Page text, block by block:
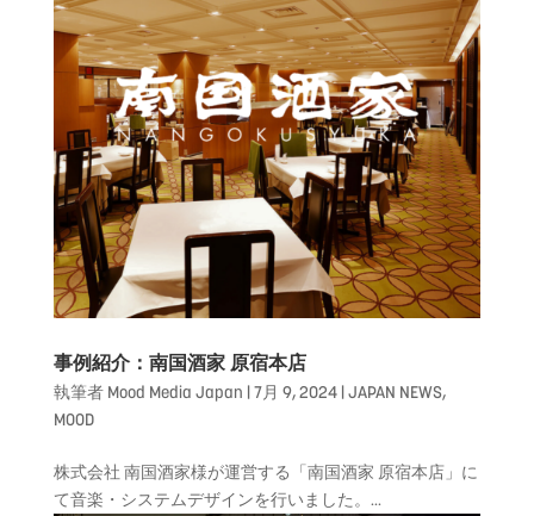
事例紹介：南国酒家 原宿本店
執筆者 Mood Media Japan |7月 9, 2024|JAPAN NEWS,
MOOD
株式会社 南国酒家様が運営する「南国酒家 原宿本店」に
て音楽・システムデザインを行いました。...